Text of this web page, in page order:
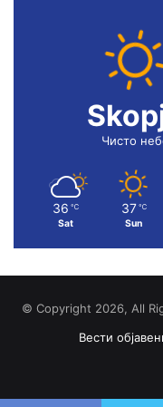
Чисто
36 ℃
Sat
37 ℃
Sun
© Copyright 2026, All
Вести